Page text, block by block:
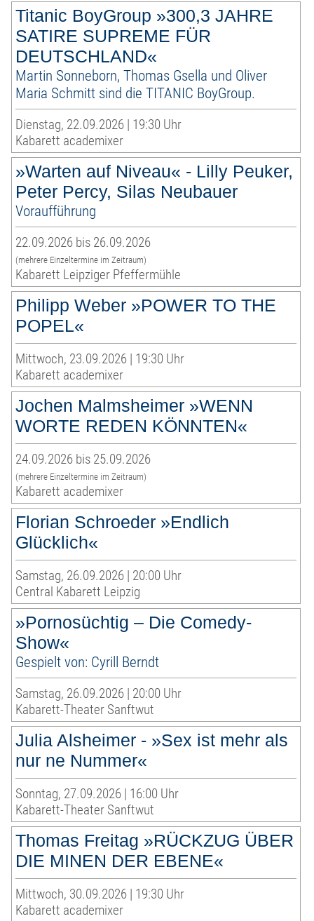
Titanic BoyGroup »300,3 JAHRE
SATIRE SUPREME FÜR
DEUTSCHLAND«
Martin Sonneborn, Thomas Gsella und Oliver
Maria Schmitt sind die TITANIC BoyGroup.
Dienstag, 22.09.2026 | 19:30 Uhr
Kabarett academixer
»Warten auf Niveau« - Lilly Peuker,
Peter Percy, Silas Neubauer
Voraufführung
22.09.2026 bis 26.09.2026
(mehrere Einzeltermine im Zeitraum)
Kabarett Leipziger Pfeffermühle
Philipp Weber »POWER TO THE
POPEL«
Mittwoch, 23.09.2026 | 19:30 Uhr
Kabarett academixer
Jochen Malmsheimer »WENN
WORTE REDEN KÖNNTEN«
24.09.2026 bis 25.09.2026
(mehrere Einzeltermine im Zeitraum)
Kabarett academixer
Florian Schroeder »Endlich
Glücklich«
Samstag, 26.09.2026 | 20:00 Uhr
Central Kabarett Leipzig
»Pornosüchtig – Die Comedy-
Show«
Gespielt von: Cyrill Berndt
Samstag, 26.09.2026 | 20:00 Uhr
Kabarett-Theater Sanftwut
Julia Alsheimer - »Sex ist mehr als
nur ne Nummer«
Sonntag, 27.09.2026 | 16:00 Uhr
Kabarett-Theater Sanftwut
Thomas Freitag »RÜCKZUG ÜBER
DIE MINEN DER EBENE«
Mittwoch, 30.09.2026 | 19:30 Uhr
Kabarett academixer